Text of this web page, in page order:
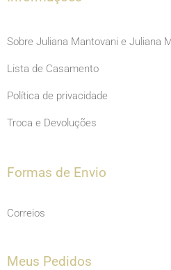
Sobre Juliana Mantovani e Juliana
Lista de Casamento
Política de privacidade
Troca e Devoluções
Formas de Envio
Correios
Meus Pedidos